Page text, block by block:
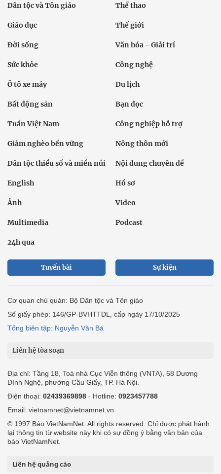
Dân tộc và Tôn giáo Thể thao
Giáo dục Thế giới
Đời sống Văn hóa - Giải trí
Sức khỏe Công nghệ
Ô tô xe máy Du lịch
Bất động sản Bạn đọc
Tuần Việt Nam Công nghiệp hỗ trợ
Giảm nghèo bền vững Nông thôn mới
Dân tộc thiểu số và miền núi Nội dung chuyên đề
English Hồ sơ
Ảnh Video
Multimedia Podcast
24h qua
Tuyến bài Sự kiện
Cơ quan chủ quản: Bộ Dân tộc và Tôn giáo
Số giấy phép: 146/GP-BVHTTDL, cấp ngày 17/10/2025
Tổng biên tập: Nguyễn Văn Bá
Liên hệ tòa soạn
Địa chỉ: Tầng 18, Toà nhà Cục Viễn thông (VNTA), 68 Dương
Đình Nghệ, phường Cầu Giấy, TP. Hà Nội.
Điện thoại: 02439369898 - Hotline: 0923457788
Email: vietnamnet@vietnamnet.vn
© 1997 Báo VietNamNet. All rights reserved. Chỉ được phát hành
lại thông tin từ website này khi có sự đồng ý bằng văn bản của
báo VietNamNet.
Liên hệ quảng cáo